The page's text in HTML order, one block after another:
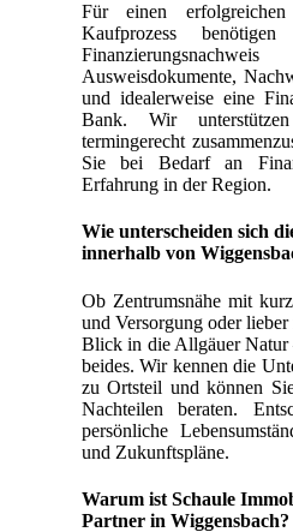
Für einen
Kaufprozess
Ausweisdokumente,
und idealerweise eine
Bank. Wir
termingerecht
Sie bei Bedarf an
Erfahrung in der Region.
Wie unterscheiden sich
innerhalb von
Ob Zentrumsnähe mit
und Versorgung oder
Blick in die Allgäuer Natur
beides. Wir kennen die
zu Ortsteil und können
Nachteilen beraten.
persönliche
und Zukunftspläne.
Warum ist Schaule
Partner in Wiggensbach?